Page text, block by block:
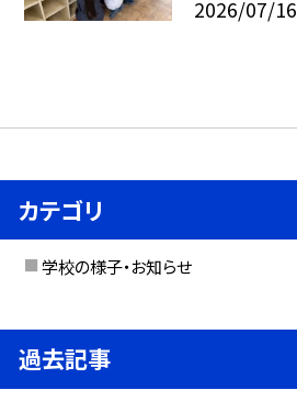
2026/07/16
カテゴリ
学校の様子・お知らせ
過去記事